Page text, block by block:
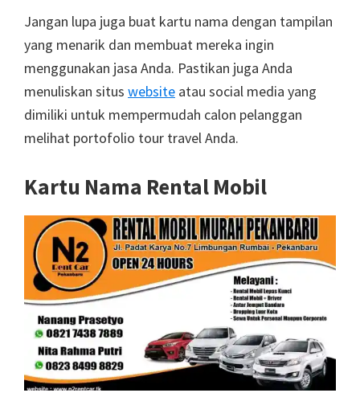
Jangan lupa juga buat kartu nama dengan tampilan
yang menarik dan membuat mereka ingin
menggunakan jasa Anda. Pastikan juga Anda
menuliskan situs website atau social media yang
dimiliki untuk mempermudah calon pelanggan
melihat portofolio tour travel Anda.
Kartu Nama Rental Mobil